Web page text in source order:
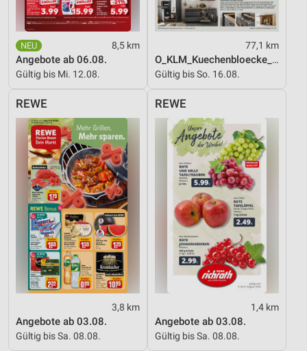
8,5 km
Angebote ab 06.08.
Gültig bis Mi. 12.08.
77,1 km
O_KLM_Kuechenbloecke_01_26_ES
Gültig bis So. 16.08.
REWE
3,8 km
Angebote ab 03.08.
Gültig bis Sa. 08.08.
REWE
1,4 km
Angebote ab 03.08.
Gültig bis Sa. 08.08.